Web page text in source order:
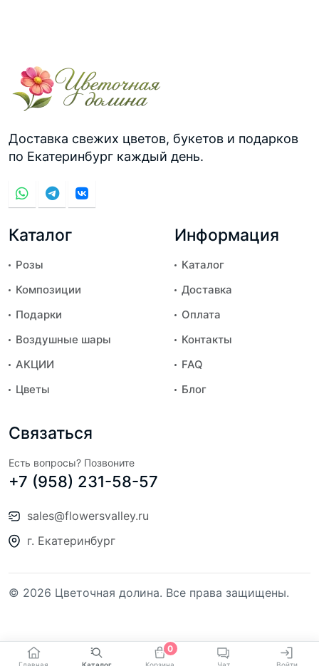
Доставка свежих цветов, букетов и подарков
по Екатеринбург каждый день.
Каталог
Розы
Композиции
Подарки
Воздушные шары
АКЦИИ
Цветы
Информация
Каталог
Доставка
Оплата
Контакты
FAQ
Блог
Связаться
Есть вопросы? Позвоните
+7 (958) 231-58-57
sales@flowersvalley.ru
г. Екатеринбург
© 2026 Цветочная долина. Все права защищены.
0